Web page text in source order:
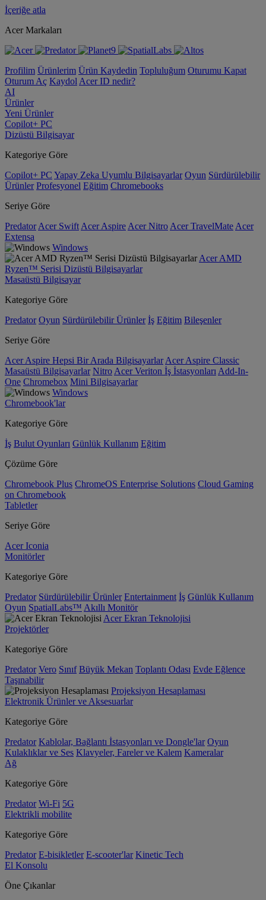
İçeriğe atla
Acer Markaları
Profilim Ürünlerim Ürün Kaydedin Topluluğum Oturumu Kapat
Oturum Aç Kaydol Acer ID nedir?
AI
Ürünler
Yeni Ürünler
Copilot+ PC
Dizüstü Bilgisayar
Kategoriye Göre
Copilot+ PC Yapay Zeka Uyumlu Bilgisayarlar Oyun Sürdürülebilir
Ürünler Profesyonel Eğitim Chromebooks
Seriye Göre
Predator Acer Swift Acer Aspire Acer Nitro Acer TravelMate Acer
Extensa
Windows
Acer AMD
Ryzen™ Serisi Dizüstü Bilgisayarlar
Masaüstü Bilgisayar
Kategoriye Göre
Predator Oyun Sürdürülebilir Ürünler İş Eğitim Bileşenler
Seriye Göre
Acer Aspire Hepsi Bir Arada Bilgisayarlar Acer Aspire Classic
Masaüstü Bilgisayarlar Nitro Acer Veriton İş İstasyonları Add-In-
One Chromebox Mini Bilgisayarlar
Windows
Chromebook'lar
Kategoriye Göre
İş Bulut Oyunları Günlük Kullanım Eğitim
Çözüme Göre
Chromebook Plus ChromeOS Enterprise Solutions Cloud Gaming
on Chromebook
Tabletler
Seriye Göre
Acer Iconia
Monitörler
Kategoriye Göre
Predator Sürdürülebilir Ürünler Entertainment İş Günlük Kullanım
Oyun SpatialLabs™ Akıllı Monitör
Acer Ekran Teknolojisi
Projektörler
Kategoriye Göre
Predator Vero Sınıf Büyük Mekan Toplantı Odası Evde Eğlence
Taşınabilir
Projeksiyon Hesaplaması
Elektronik Ürünler ve Aksesuarlar
Kategoriye Göre
Predator Kablolar, Bağlantı İstasyonları ve Dongle'lar Oyun
Kulaklıklar ve Ses Klavyeler, Fareler ve Kalem Kameralar
Ağ
Kategoriye Göre
Predator Wi-Fi 5G
Elektrikli mobilite
Kategoriye Göre
Predator E-bisikletler E-scooter'lar Kinetic Tech
El Konsolu
Öne Çıkanlar